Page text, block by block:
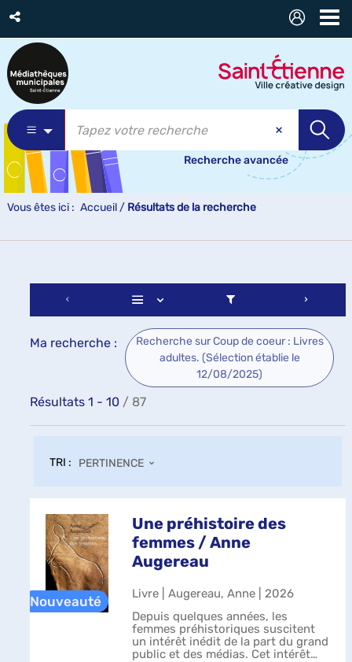
Recherche avancée
Vous êtes ici : Accueil / Résultats de la recherche
Ma recherche :
Recherche sur Coup de coeur : Livres
adultes. (Sélection établie le
12/08/2025)
Résultats 1 - 10 / 87
TRI : PERTINENCE
Une préhistoire des
femmes / Anne
Augereau
Livre | Augereau, Anne | 2026
Depuis quelques années, les
femmes préhistoriques suscitent
un intérêt inédit de la part du grand
public et des médias. Cet intérêt